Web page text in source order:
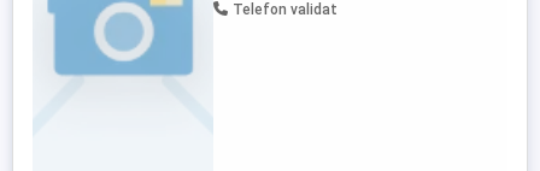
Telefon validat